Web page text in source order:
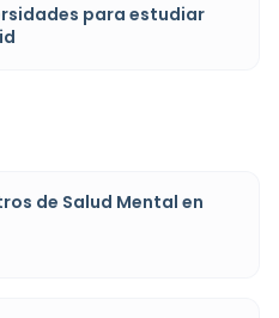
para estudiar
de Salud Mental en